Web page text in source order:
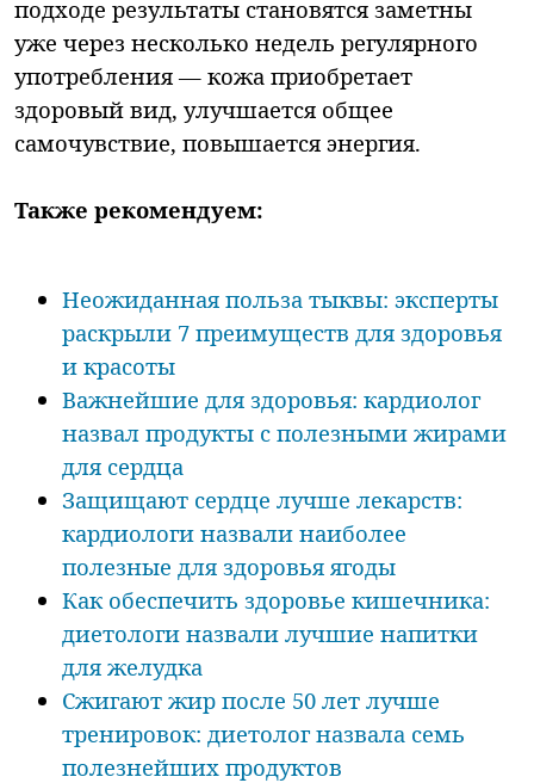
подходе результаты становятся заметны
уже через несколько недель регулярного
употребления — кожа приобретает
здоровый вид, улучшается общее
самочувствие, повышается энергия.
Также рекомендуем:
Неожиданная польза тыквы: эксперты
раскрыли 7 преимуществ для здоровья
и красоты
Важнейшие для здоровья: кардиолог
назвал продукты с полезными жирами
для сердца
Защищают сердце лучше лекарств:
кардиологи назвали наиболее
полезные для здоровья ягоды
Как обеспечить здоровье кишечника:
диетологи назвали лучшие напитки
для желудка
Сжигают жир после 50 лет лучше
тренировок: диетолог назвала семь
полезнейших продуктов